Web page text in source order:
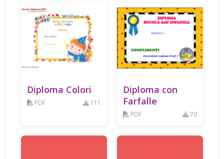
Diploma Colori
PDF 111
Diploma con
Farfalle
PDF 70